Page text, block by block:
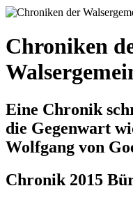
Chroniken
Eine Chronik
die Gegenwart
Wolfgang von
Chronik 2015